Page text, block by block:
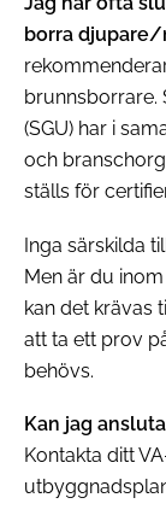
borra djupare/
brunnsborrare.
(SGU) har i
och
ställs för
Inga särskilda
Men är du
kan det krävas
att ta ett prov
behövs.
Kan jag
Kontakta ditt